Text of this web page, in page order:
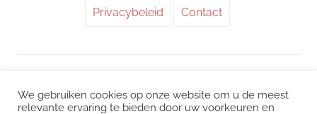
Privacybeleid Contact
We gebruiken cookies op onze website om u de meest
relevante ervaring te bieden door uw voorkeuren en